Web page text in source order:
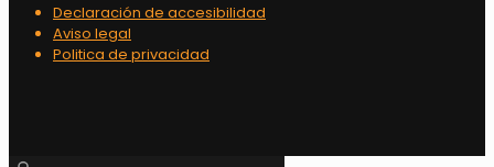
Declaración de accesibilidad
Aviso legal
Politica de privacidad